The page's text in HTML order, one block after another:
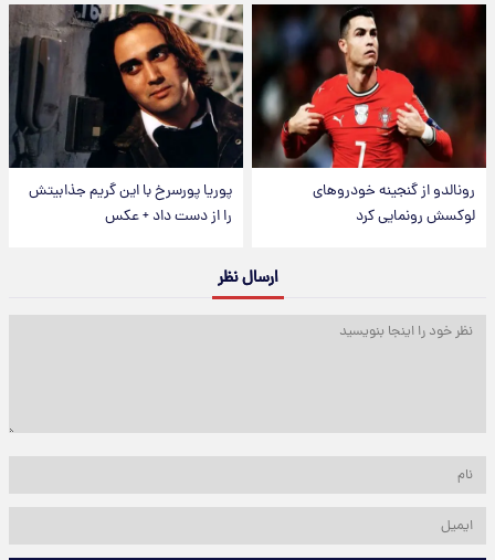
رونالدو از گنجینه خودروهای
لوکسش رونمایی کرد
پوریا پورسرخ با این گریم جذابیتش
را از دست داد + عکس
ارسال نظر